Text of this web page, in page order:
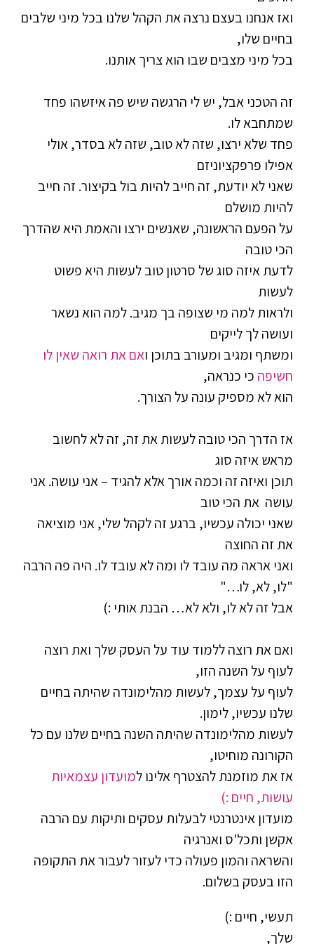
ואז אנחנו בעצם נרצה את הקהל שלנו בכל מיני שלבים
בחיים שלו,
בכל מיני מצבים שבו הוא צריך אותנו.
זה הטכני אבל, יש לי הרגשה שיש פה איזשהו פחד
שמתחבא לו.
פחד שלא ירצו, שזה לא טוב, שזה לא בסדר, אולי
אפילו פרפקציוניזם
שאני לא יודעת, זה חייב להיות בול בקיצור. זה חייב
להיות מושלם
על הפעם הראשונה, שאנשים ירצו והאמת היא שהדרך
הכי טובה
לדעת איזה סוג של סרטון טוב לעשות היא פשוט
לעשות
ולראות למה מי שצופה בך מגיב. למה הוא נשאר
ועושה לך לייקים
ומשתף ומגיב ומעורב בתוכן ואם את רואה שאין לו
חשיפה כי כנראה,
הוא לא מספיק עונה על הצורך.
אז הדרך הכי טובה לעשות את זה, זה לא לחשוב
מראש איזה סוג
תוכן ואיזה זה וכמה אורך אלא להגיד – אני עושה. אני
עושה את הכי טוב
שאני יכולה עכשיו, ברגע זה לקהל שלי, אני מוציאה
את זה החוצה
ואני אראה מה עובד לו ומה לא עובד לו. היה פה הרבה
"לו, לא, לו…"
אבל זה לא לו, ולא לא… הבנת אותי :)
ואם את רוצה ללמוד עוד על העסק שלך ואת רוצה
לעוף על השנה הזו,
לעוף על עצמך, לעשות מהלימונדה שהיתה בחיים
שלנו עכשיו, לימון.
לעשות מהלימונדה שהיתה השנה בחיים שלנו עם כל
הקורונה מוחיטו,
אז את מוזמנת להצטרף אלינו למועדון עצמאיות
עושות, חיים :)
מועדון אינטרנטי לבעלות עסקים ותיקות עם הרבה
אקשן ותכל'ס ואנרגיה
והשראה והמון פעולה כדי לעזור לעבור את התקופה
הזו בעסק בשלום.
תעשי, חיים :)
שלך,